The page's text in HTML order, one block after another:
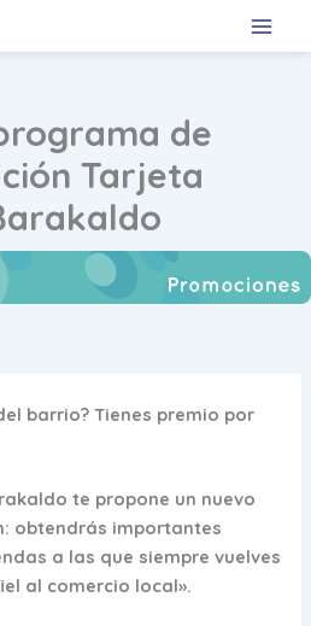
de
Tarjeta
barrio? Tienes premio por
te propone un nuevo
obtendrás importantes
a las que siempre vuelves
al comercio local».